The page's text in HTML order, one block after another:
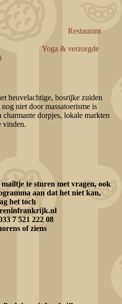
heuvelachtige, bosrijke zuiden
niet door massatoerisme is
dorpjes, lokale markten
vinden.
te sturen met vragen, ook
aan dat het niet kan,
het toch
7 521 222 08
of ziens